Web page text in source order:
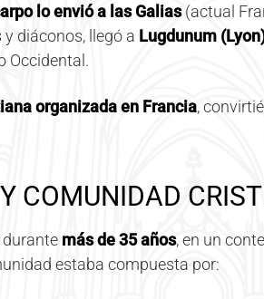
lo envió a las Galias(actual
diáconos, llegó a Lugdunum
Occidental.
organizada en Francia,
COMUNIDAD
durante más de 35 años, en un
estaba compuesta por: